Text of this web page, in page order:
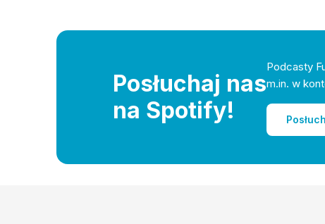
Posłuchaj nas
na Spotify!
Podcasty
m.in. w